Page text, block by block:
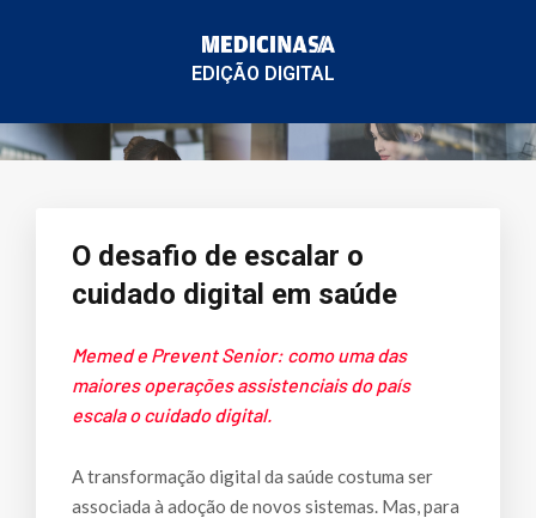
EDIÇÃO DIGITAL
O desafio de escalar o
cuidado digital em saúde
Memed e Prevent Senior: como uma das
maiores operações assistenciais do país
escala o cuidado digital.
A transformação digital da saúde costuma ser
associada à adoção de novos sistemas. Mas, para